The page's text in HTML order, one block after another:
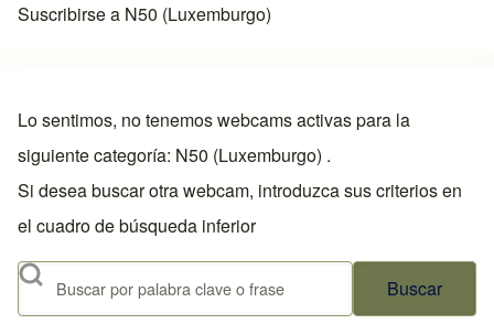
Suscribirse a N50 (Luxemburgo)
Lo sentimos, no tenemos webcams activas para la
siguiente categoría: N50 (Luxemburgo) .
Si desea buscar otra webcam, introduzca sus criterios en
el cuadro de búsqueda inferior
Buscar